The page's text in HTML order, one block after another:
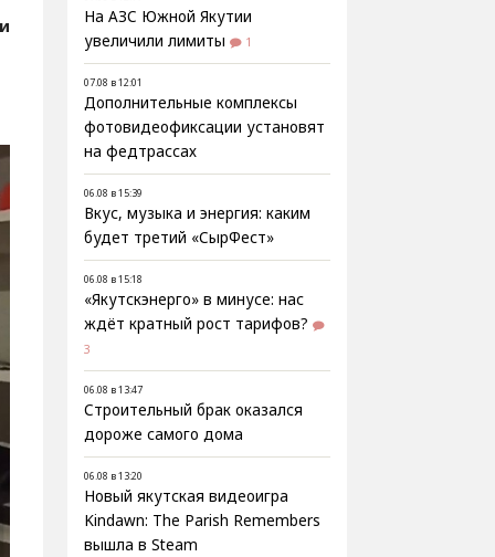
На АЗС Южной Якутии
увеличили лимиты
1
07.08 в 12:01
Дополнительные комплексы
фотовидеофиксации установят
на федтрассах
06.08 в 15:39
Вкус, музыка и энергия: каким
будет третий «СырФест»
06.08 в 15:18
«Якутскэнерго» в минусе: нас
ждёт кратный рост тарифов?
3
06.08 в 13:47
Строительный брак оказался
дороже самого дома
06.08 в 13:20
Новый якутская видеоигра
Kindawn: The Parish Remembers
вышла в Steam